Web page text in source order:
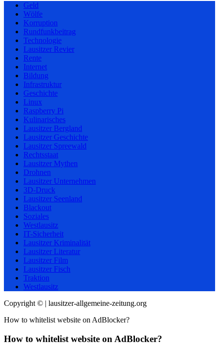
Geld
Wölfe
Korruption
Rundfunkbeitrag
Technologie
Lausitzer Revier
Rente
Internet
Bildung
Infrastruktur
Geschichte
Linux
Raspberry Pi
Kulinarisches
Lausitzer Bergland
Lausitzer Geschichte
Lausitzer Spreewald
Rechtsstaat
Lausitzer Mythen
Drohnen
Lausitzer Unternehmen
3D-Druck
Lausitzer Seenland
Blackout
Soziales
Westlausitz
IT-Sicherheit
Lausitzer Kriminalität
Lausitzer Literatur
Lausitzer Film
Lausitzer Fisch
Traktion
Westlausitz
Copyright © | lausitzer-allgemeine-zeitung.org
How to whitelist website on AdBlocker?
How to whitelist website on AdBlocker?